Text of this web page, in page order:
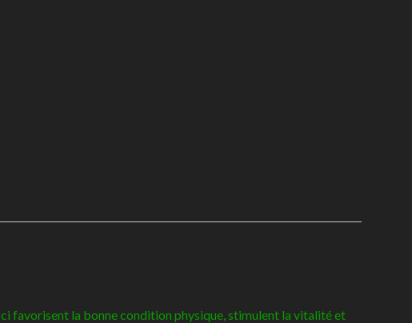
favorisent la bonne condition physique, stimulent la vitalité et